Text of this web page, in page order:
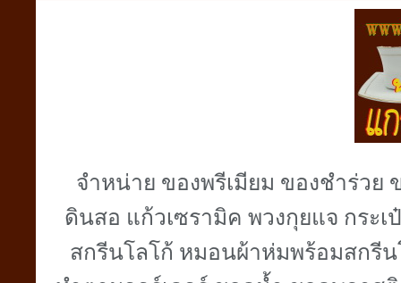
จำหน่าย ของพรีเมียม ของชำร่ว
ดินสอ แก้วเซรามิค พวงกุยแจ กระเ
สกรีนโลโก้ หมอนผ้าห่มพร้อมสกรี